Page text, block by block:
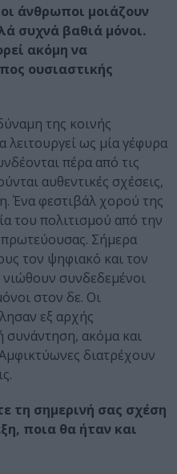
άνθρωποι μοιάζουν
συχνά βαθιά μόνοι.
ακόμη να
ουσιαστικής
της κοινής
λειτουργεί ως μία γέφυρα
πέρα από τις
αυθεντικές σχέσεις,
Ένα φεστιβάλ χορού της
του πολιτισμού από την
πρωτεύουσας. Σήμερα
τον ψηφιακό και τον
συνδεδεμένοι
στον δε. Οι
εξ αρχής
συνάντηση, ακόμα και
διατρέχουν
τη σημερινή σας σχέση
ποια θα ήταν και